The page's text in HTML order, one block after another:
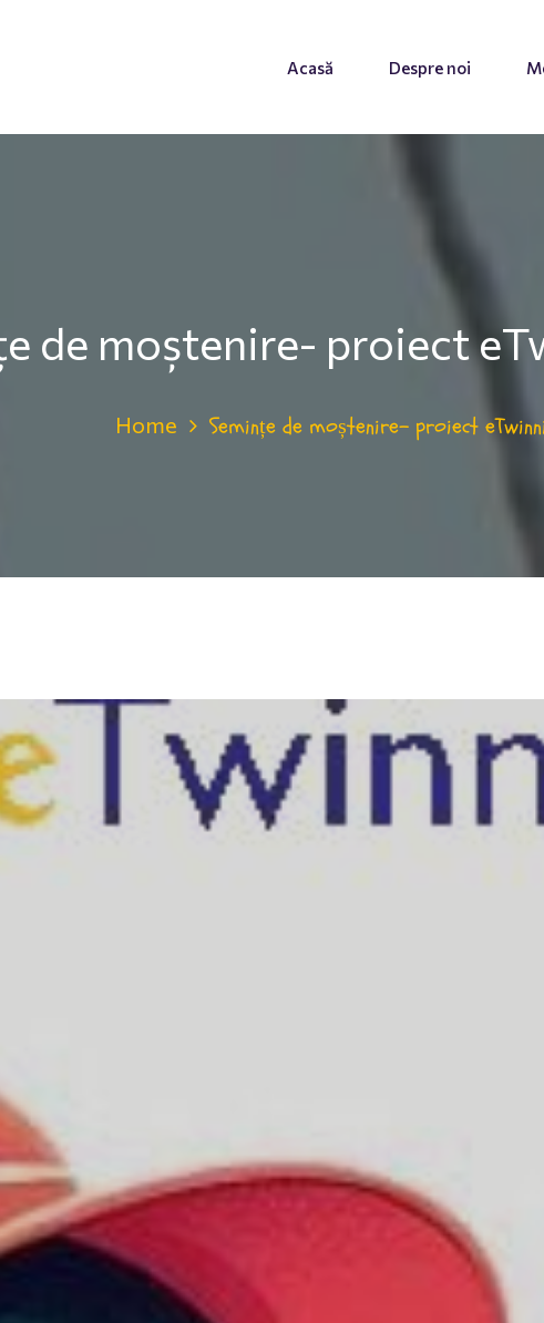
Acasă Despre noi
de moștenire- proiect
Home Semințe de moștenire- proiect